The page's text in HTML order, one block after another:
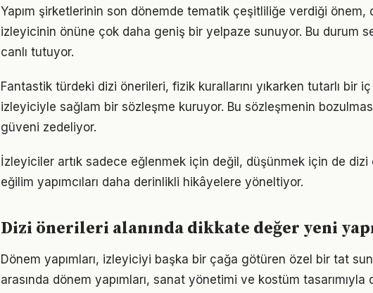
Yapım şirketlerinin son dönemde tematik çeşitliliğe verdiği önem,
izleyicinin önüne çok daha geniş bir yelpaze sunuyor. Bu durum
canlı tutuyor.
Fantastik türdeki dizi önerileri, fizik kurallarını yıkarken tutarlı bir
izleyiciyle sağlam bir sözleşme kuruyor. Bu sözleşmenin
güveni zedeliyor.
İzleyiciler artık sadece eğlenmek için değil, düşünmek için de dizi
eğilim yapımcıları daha derinlikli hikâyelere yöneltiyor.
Dizi önerileri alanında dikkate değer yeni
Dönem yapımları, izleyiciyi başka bir çağa götüren özel bir tat
arasında dönem yapımları, sanat yönetimi ve kostüm tasarımıyla